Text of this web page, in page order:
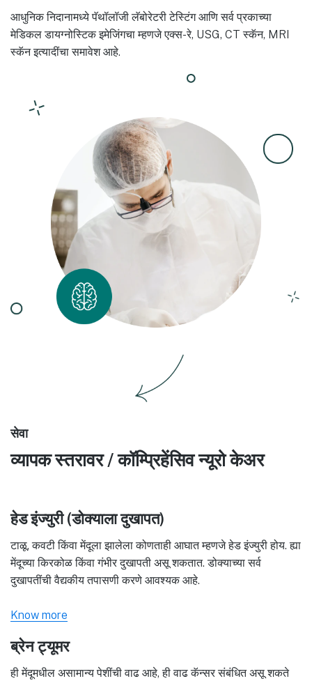
आधुनिक निदानामध्ये पॅथॉलॉजी लॅबोरेटरी टेस्टिंग आणि सर्व प्रकाच्या
मेडिकल डायग्नोस्टिक इमेजिंगचा म्हणजे एक्स-रे, USG, CT स्कॅन, MRI
स्कॅन इत्यादींचा समावेश आहे.
सेवा
व्यापक स्तरावर / कॉम्प्रिहेंसिव न्यूरो केअर
हेड इंज्युरी (डोक्याला दुखापत)
टाळू, कवटी किंवा मेंदूला झालेला कोणताही आघात म्हणजे हेड इंज्युरी होय. ह्या
मेंदूच्या किरकोळ किंवा गंभीर दुखापती असू शकतात. डोक्याच्या सर्व
दुखापतींची वैद्यकीय तपासणी करणे आवश्यक आहे.
Know more
ब्रेन ट्यूमर
ही मेंदूमधील असामान्य पेशींची वाढ आहे, ही वाढ कॅन्सर संबंधित असू शकते